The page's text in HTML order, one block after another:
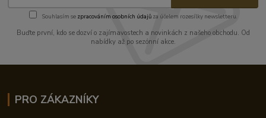
Souhlasím se zpracováním osobních údajůza účelem rozesílky newsletteru.
Buďte první, kdo se dozví o zajímavostech a novinkách z našeho obchodu. Od
nabídky až po sezónní akce.
PRO ZÁKAZNÍKY